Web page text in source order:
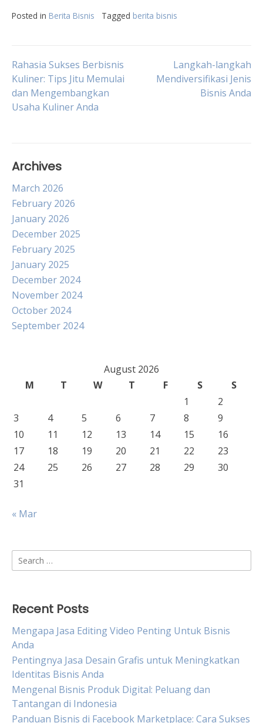
Posted in Berita Bisnis Tagged berita bisnis
Post
navigation
Rahasia Sukses Berbisnis
Kuliner: Tips Jitu Memulai
dan Mengembangkan
Usaha Kuliner Anda
Langkah-langkah
Mendiversifikasi Jenis
Bisnis Anda
Archives
March 2026
February 2026
January 2026
December 2025
February 2025
January 2025
December 2024
November 2024
October 2024
September 2024
August 2026
M
T W T F S
S
1
2
3
4 5 6 7 8
9
10
11 12 13 14 15
16
17
18 19 20 21 22
23
24
25 26 27 28 29
30
31
« Mar
Search
for:
Recent Posts
Mengapa Jasa Editing Video Penting Untuk Bisnis
Anda
Pentingnya Jasa Desain Grafis untuk Meningkatkan
Identitas Bisnis Anda
Mengenal Bisnis Produk Digital: Peluang dan
Tantangan di Indonesia
Panduan Bisnis di Facebook Marketplace: Cara Sukses